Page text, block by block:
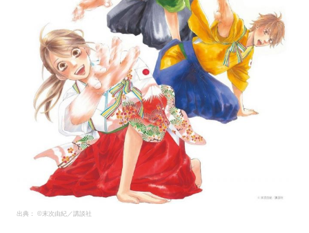
出典： ©末次由紀／講談社